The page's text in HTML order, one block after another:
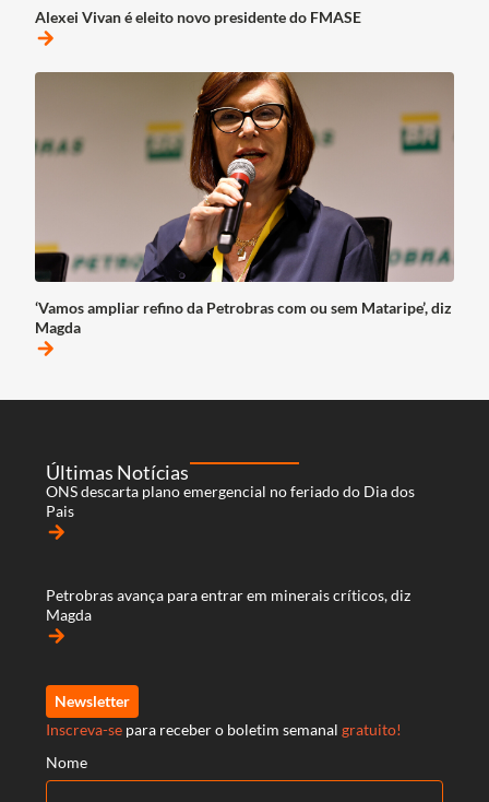
Alexei Vivan é eleito novo presidente do FMASE
arrow_forward
‘Vamos ampliar refino da Petrobras com ou sem Mataripe’, diz
Magda
arrow_forward
Últimas Notícias
ONS descarta plano emergencial no feriado do Dia dos
Pais
arrow_forward
Petrobras avança para entrar em minerais críticos, diz
Magda
arrow_forward
Newsletter
Inscreva-se para receber o boletim semanal gratuito!
Nome